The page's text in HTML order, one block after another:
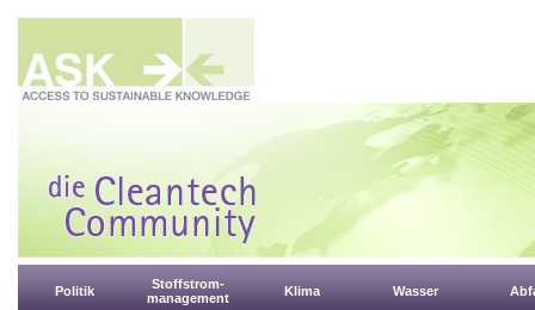
Politik
Stoffstrom-
management
Klima Wasser